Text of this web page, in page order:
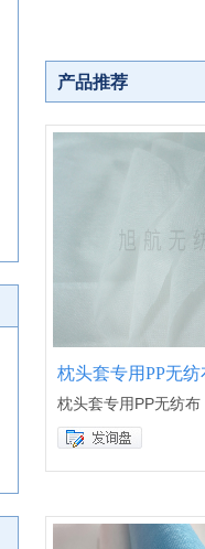
产品推荐
枕头套专用PP无纺
枕头套专用PP无纺布